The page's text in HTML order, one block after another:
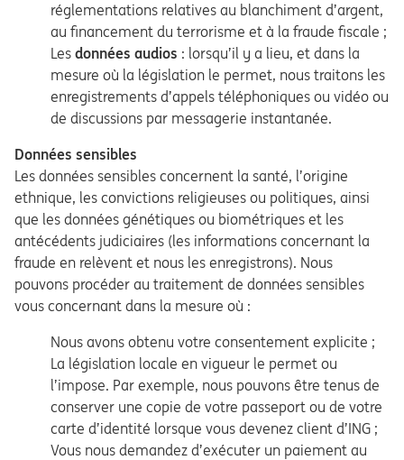
réglementations relatives au blanchiment d’argent,
au financement du terrorisme et à la fraude fiscale ;
Les données audios : lorsqu’il y a lieu, et dans la
mesure où la législation le permet, nous traitons les
enregistrements d’appels téléphoniques ou vidéo ou
de discussions par messagerie instantanée.
Données sensibles
Les données sensibles concernent la santé, l’origine
ethnique, les convictions religieuses ou politiques, ainsi
que les données génétiques ou biométriques et les
antécédents judiciaires (les informations concernant la
fraude en relèvent et nous les enregistrons). Nous
pouvons procéder au traitement de données sensibles
vous concernant dans la mesure où :
Nous avons obtenu votre consentement explicite ;
La législation locale en vigueur le permet ou
l’impose. Par exemple, nous pouvons être tenus de
conserver une copie de votre passeport ou de votre
carte d’identité lorsque vous devenez client d’ING ;
Vous nous demandez d’exécuter un paiement au